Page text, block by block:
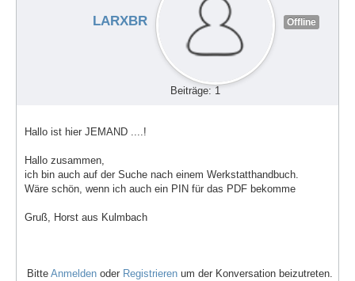
LARXBR Offline
Beiträge: 1
Hallo ist hier JEMAND ....!
Hallo zusammen,
ich bin auch auf der Suche nach einem Werkstatthandbuch.
Wäre schön, wenn ich auch ein PIN für das PDF bekomme
Gruß, Horst aus Kulmbach
Bitte Anmelden oder Registrieren um der Konversation beizutreten.